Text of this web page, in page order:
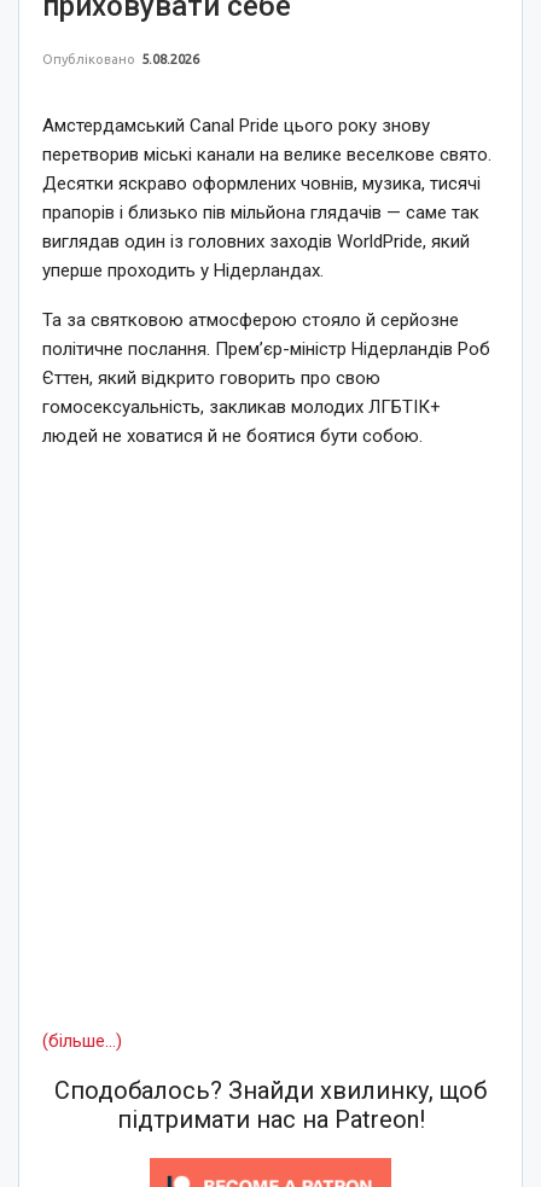
Опубліковано 5.08.2026
Амстердамський Canal Pride цього року знову
перетворив міські канали на велике веселкове свято.
Десятки яскраво оформлених човнів, музика, тисячі
прапорів і близько пів мільйона глядачів — саме так
виглядав один із головних заходів WorldPride, який
уперше проходить у Нідерландах.
Та за святковою атмосферою стояло й серйозне
політичне послання. Прем’єр-міністр Нідерландів Роб
Єттен, який відкрито говорить про свою
гомосексуальність, закликав молодих ЛГБТІК+
людей не ховатися й не боятися бути собою.
(більше…)
Сподобалось? Знайди хвилинку, щоб
підтримати нас на Patreon!